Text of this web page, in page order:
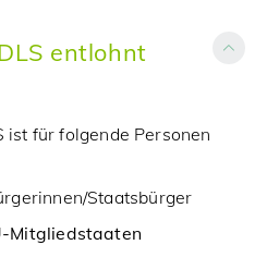
entlohnt
ist für folgende Personen
Staatsbürger
Mitgliedstaaten